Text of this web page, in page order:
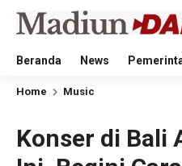
Beranda News
Home Music
Konser di Bali